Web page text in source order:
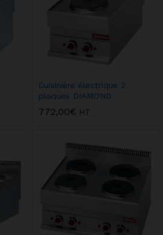
Cuisinière électrique 2
plaques DIAMOND
772,00€ HT